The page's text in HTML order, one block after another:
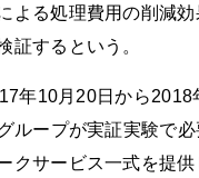
よる処理費用の削減
証するという。
年10月20日から2018
ループが実証実験で
クサービス一式を提